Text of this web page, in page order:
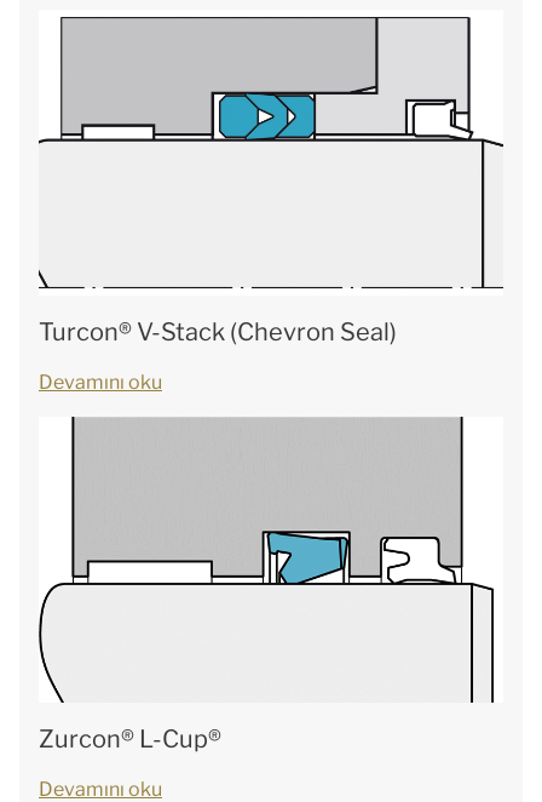
Turcon® V-Stack (Chevron Seal)
Devamını oku
Zurcon® L-Cup®
Devamını oku